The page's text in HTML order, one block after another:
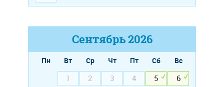
Сентябрь2026
Пн Вт Ср Чт Пт Сб
Вс
1
2 3 4 5
6